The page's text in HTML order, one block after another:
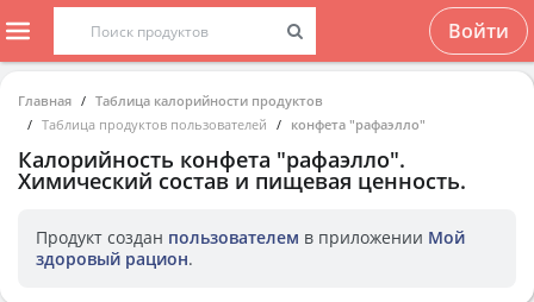
Войти
Главная
Таблица калорийности продуктов
Таблица продуктов пользователей
конфета "рафаэлло"
Калорийность конфета "рафаэлло".
Химический состав и пищевая ценность.
Продукт создан пользователем в приложении Мой
здоровый рацион.